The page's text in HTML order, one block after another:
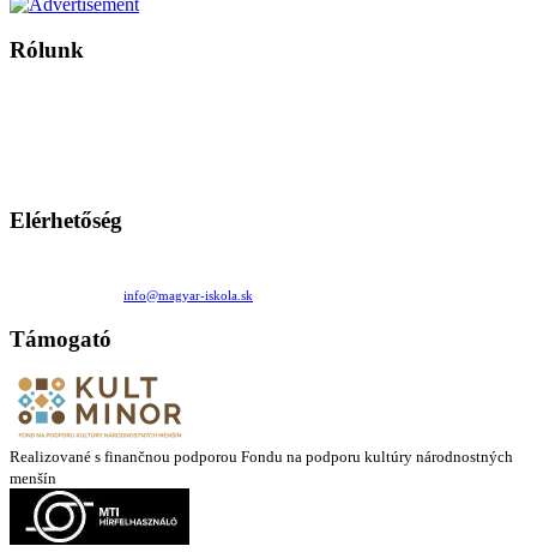
Rólunk
Elérhetőség
info@magyar-iskola.sk
Támogató
Realizované s finančnou podporou Fondu na podporu kultúry národnostných
menšín